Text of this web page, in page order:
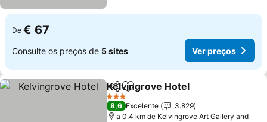
De € 67
Consulte os preços de 5 sites Ver preços
PartilharAdicionar aos favoritos
Kelvingrove Hotel
3 Estrelas
8,6 Excelente
3.829
a 0.4 km de Kelvingrove Art Gallery and